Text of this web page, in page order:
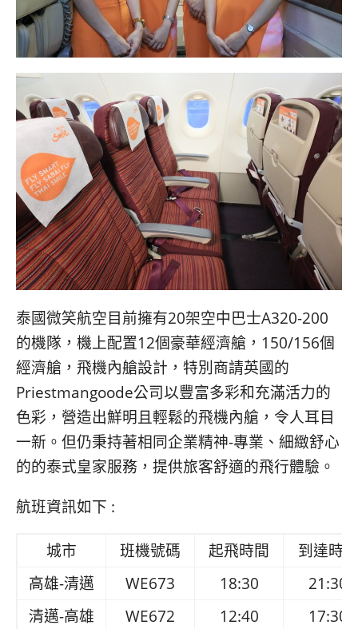
泰國微笑航空目前擁有20架空中巴士A320-200
的機隊，機上配置12個豪華經濟艙，150/156個
經濟艙，飛機內艙設計，特別商請英國的
Priestmangoode公司以豐富多彩和充滿活力的
色彩，營造出鮮明且輕鬆的飛機內艙，令人耳目
一新。但仍秉持著相同企業精神-專業、細緻舒心
的的泰式皇家服務，提供旅客舒適的飛行體驗。
航班資訊如下 :
城市 班機號碼 起飛時間
到達時間
高雄-清邁
WE673 18:30
21:30
清邁-高雄
WE672 12:40 17:30